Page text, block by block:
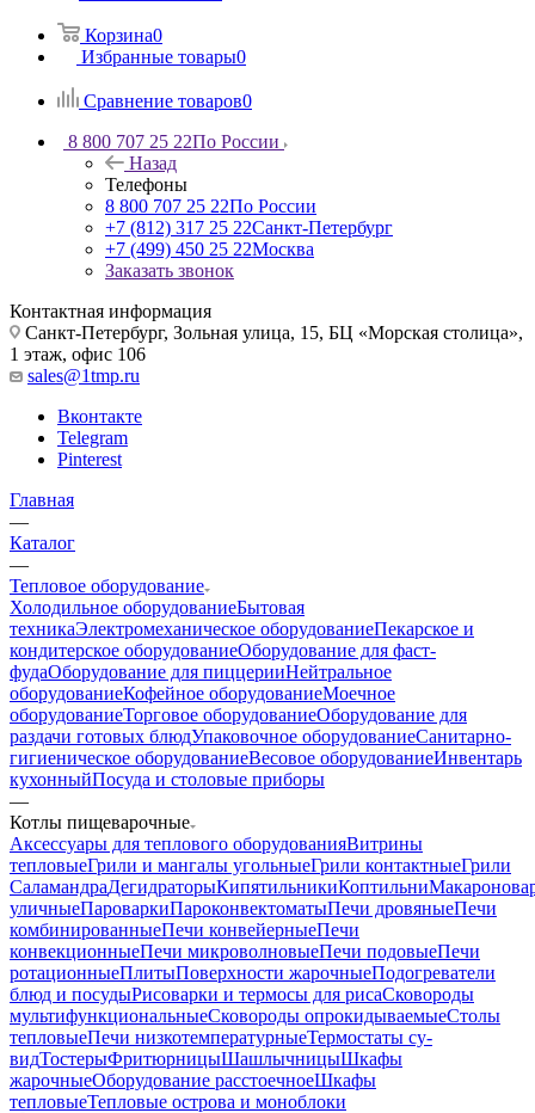
Корзина0
Избранные товары0
Сравнение товаров0
8 800 707 25 22По России
Назад
Телефоны
8 800 707 25 22По России
+7 (812) 317 25 22Санкт-Петербург
+7 (499) 450 25 22Москва
Заказать звонок
Контактная информация
Санкт-Петербург, Зольная улица, 15, БЦ «Морская столица»,
1 этаж, офис 106
sales@1tmp.ru
Вконтакте
Telegram
Pinterest
Главная
—
Каталог
—
Тепловое оборудование
Холодильное оборудованиеБытовая
техникаЭлектромеханическое оборудованиеПекарское и
кондитерское оборудованиеОборудование для фаст-
фудаОборудование для пиццерииНейтральное
оборудованиеКофейное оборудованиеМоечное
оборудованиеТорговое оборудованиеОборудование для
раздачи готовых блюдУпаковочное оборудованиеСанитарно-
гигиеническое оборудованиеВесовое оборудованиеИнвентарь
кухонныйПосуда и столовые приборы
—
Котлы пищеварочные
Аксессуары для теплового оборудованияВитрины
тепловыеГрили и мангалы угольныеГрили контактныеГрили
СаламандраДегидраторыКипятильникиКоптильни
уличныеПароваркиПароконвектоматыПечи дровяныеПечи
комбинированныеПечи конвейерныеПечи
конвекционныеПечи микроволновыеПечи подовыеПечи
ротационныеПлитыПоверхности жарочныеПодогреватели
блюд и посудыРисоварки и термосы для рисаСковороды
мультифункциональныеСковороды опрокидываемыеСтолы
тепловыеПечи низкотемпературныеТермостаты су-
видТостерыФритюрницыШашлычницыШкафы
жарочныеОборудование расстоечноеШкафы
тепловыеТепловые острова и моноблоки